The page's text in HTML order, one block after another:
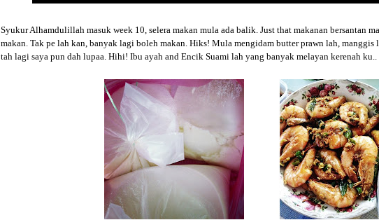
Syukur Alhamdulillah masuk week 10, selera makan mula ada balik. Just that makanan bersantan
makan. Tak pe lah kan, banyak lagi boleh makan. Hiks! Mula mengidam butter prawn lah, manggis
tah lagi saya pun dah lupaa. Hihi! Ibu ayah and Encik Suami lah yang banyak melayan kerenah ku..